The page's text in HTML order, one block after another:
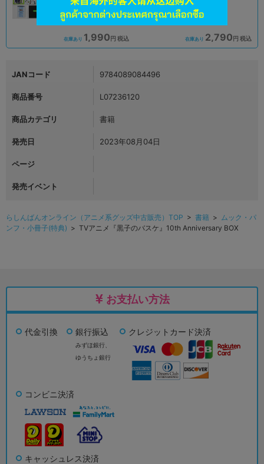
在庫あり 1,990円 税込 在庫あり 2,790円 税込
JANコード 9784089084496
商品番号 L07236120
商品カテゴリ 書籍
発売日 2023年08月04日
ページ
発売イベント
らしんばんオンライン（アニメ系グッズ中古販売）TOP > 書籍 > ムック・パ
ンフ・小冊子(特典) > TVアニメ『黒子のバスケ』10th Anniversary BOX
お支払い方法
代金引換 銀行振込
みずほ銀行、
ゆうちょ銀行
クレジットカード決済
コンビニ決済
キャッシュレス決済